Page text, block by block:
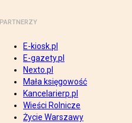
PARTNERZY
E-kiosk.pl
E-gazety.pl
Nexto.pl
Mała księgowość
Kancelarierp.pl
Wieści Rolnicze
Życie Warszawy